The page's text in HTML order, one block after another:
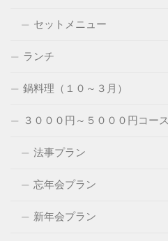
セットメニュー
ランチ
鍋料理（１０～３月）
３０００円～５０００円コース
法事プラン
忘年会プラン
新年会プラン